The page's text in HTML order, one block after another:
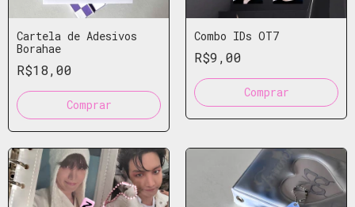
Cartela de Adesivos
Borahae
R$18,00
Combo IDs OT7
R$9,00